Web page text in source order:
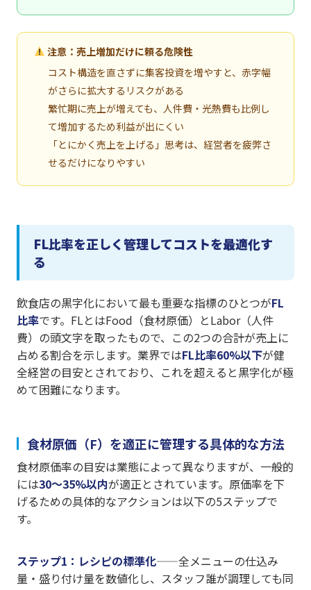
注意：売上増加だけに頼る危険性
コスト構造を直さずに集客投資を増やすと、赤字幅
がさらに拡大するリスクがある
繁忙期に売上が増えても、人件費・光熱費も比例し
て増加するため利益が出にくい
「とにかく売上を上げる」思考は、経営者を疲弊さ
せるだけになりやすい
FL比率を正しく管理してコストを最適化す
る
飲食店の黒字化において最も重要な指標のひとつがFL
比率です。FLとはFood（食材原価）とLabor（人件
費）の頭文字を取ったもので、この2つの合計が売上に
占める割合を示します。業界ではFL比率60%以下が健
全経営の目安とされており、これを超えると黒字化が極
めて困難になります。
食材原価（F）を適正に管理する具体的な方法
食材原価率の目安は業態によって異なりますが、一般的
には30〜35%以内が適正とされています。原価率を下
げるための具体的なアクションは以下の5ステップで
す。
ステップ1：レシピの標準化——全メニューの仕込み
量・盛り付け量を数値化し、スタッフ誰が調理しても同